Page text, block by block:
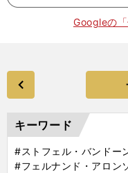
Googleの
キーワード
#ストフェル・バンドー
#フェルナンド・アロン